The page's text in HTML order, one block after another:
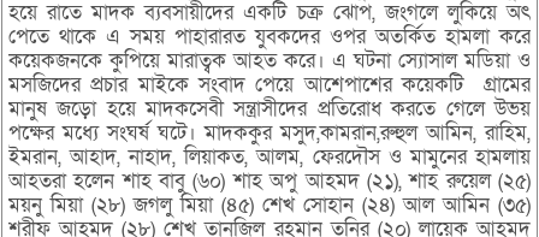
হয়ে রাতে মাদক ব্যবসায়ীদের একটি চক্র ঝোপ, জংগলে লুকিয়ে অৎ
পেতে থাকে এ সময় পাহারারত যুবকদের ওপর অতর্কিত হামলা করে
কয়েকজনকে কুপিয়ে মারাত্বক আহত করে। এ ঘটনা স্যোসাল মডিয়া ও
মসজিদের প্রচার মাইকে সংবাদ পেয়ে আশেপাশের কয়েকটি গ্রামের
মানুষ জড়ো হয়ে মাদকসেবী সন্ত্রাসীদের প্রতিরোধ করতে গেলে উভয়
পক্ষের মধ্যে সংঘর্ষ ঘটে। মাদককুর মসুদ,কামরান,রুহুল আমিন, রাহিম,
ইমরান, আহাদ, নাহাদ, লিয়াকত, আলম, ফেরদৌস ও মামুনের হামলায়
আহতরা হলেন শাহ বাবু (৬০) শাহ অপু আহমদ (২১), শাহ রুয়েল (২৫)
ময়নু মিয়া (২৮) জগলু মিয়া (৪৫) শেখ সোহান (২৪) আল আমিন (৩৫)
শরীফ আহমদ (২৮) শেখ তানজিল রহমান তনির (২০) লায়েক আহমদ